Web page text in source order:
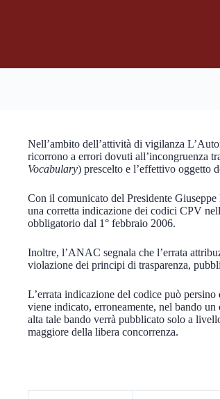
Nell’ambito dell’attività di vigilanza
ricorrono a errori dovuti all’incongruenza
Vocabulary) prescelto e l’effettivo oggetto
Con il comunicato del Presidente
una corretta indicazione dei codici CPV
obbligatorio dal 1° febbraio 2006.
Inoltre, l’ANAC segnala che l’errata
violazione dei principi di trasparenza,
L’errata indicazione del codice può
viene indicato, erroneamente, nel bando
alta tale bando verrà pubblicato solo a
maggiore della libera concorrenza.